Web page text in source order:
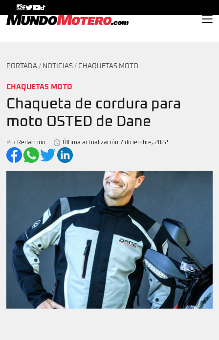
PORTADA / NOTICIAS / CHAQUETAS MOTO
CHAQUETAS MOTO
Chaqueta de cordura para
moto OSTED de Dane
Por Redaccion Última actualización 7 diciembre, 2022